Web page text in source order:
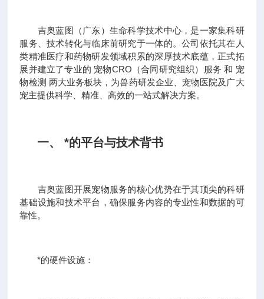
吉奥蓝图（广东）生命科学技术中心，是一家集科研
服务、技术转化与临床前研究于一体的。公司依托其在人
类精准医疗和药物研发领域积累的深厚技术底蕴，正式拓
展并建立了专业的 宠物CRO（合同研究组织）服务 和 宠
物检测 两大业务板块，为兽药研发企业、宠物医院及广大
宠主提供科学、精准、高效的一站式解决方案。
一、 *的平台与技术背书
吉奥蓝图开展宠物服务的核心优势在于其顶尖的科研
基础设施和技术平台，确保服务内容的专业性和数据的可
靠性。
*的硬件设施：